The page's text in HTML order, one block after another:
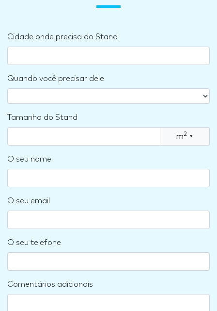
Cidade onde precisa do Stand
Quando você precisar dele
Tamanho do Stand
m2 ▾
O seu nome
O seu email
O seu telefone
Comentários adicionais